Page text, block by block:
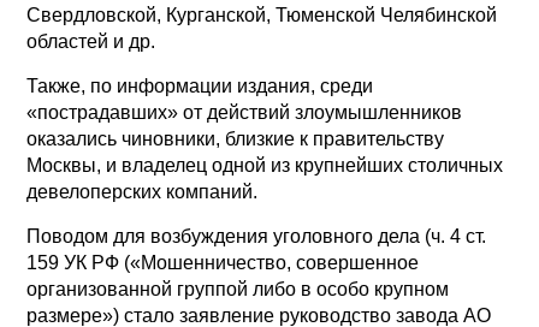
Свердловской, Курганской, Тюменской Челябинской
областей и др.
Также, по информации издания, среди
«пострадавших» от действий злоумышленников
оказались чиновники, близкие к правительству
Москвы, и владелец одной из крупнейших столичных
девелоперских компаний.
Поводом для возбуждения уголовного дела (ч. 4 ст.
159 УК РФ («Мошенничество, совершенное
организованной группой либо в особо крупном
размере») стало заявление руководство завода АО